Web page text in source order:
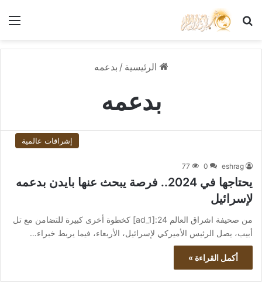
بحث عن
الرئيسية / بدعمه
بدعمه
إشراقات عالمية
eshrag
0
77
يحتاجها في 2024.. فرصة يبحث عنها بايدن بدعمه
لإسرائيل
من صحيفة اشراق العالم 24:[ad_1] كخطوة أخرى كبيرة للتضامن مع تل
أبيب، يصل الرئيس الأميركي لإسرائيل، الأربعاء، فيما يربط خبراء…
أكمل القراءة »